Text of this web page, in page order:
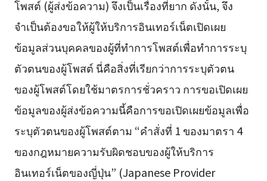
โพสต์ (ผู้ส่งข้อความ) จึงเป็นเรื่องที่ยาก ดังนั้น, จึง
จำเป็นต้องขอให้ผู้ให้บริการอินเทอร์เน็ตเปิดเผย
ข้อมูลส่วนบุคคลของผู้ที่ทำการโพสต์เพื่อทำการระบุ
ตัวตนของผู้โพสต์ นี่คือสิ่งที่เรียกว่าการระบุตัวตน
ของผู้โพสต์โดยใช้มาตรการชั่วคราว การขอเปิดเผย
ข้อมูลของผู้ส่งข้อความนี้คือการขอเปิดเผยข้อมูลเพื่อ
ระบุตัวตนของผู้โพสต์ตาม “คำสั่งที่ 1 ของมาตรา 4
ของกฎหมายความรับผิดชอบของผู้ให้บริการ
อินเทอร์เน็ตของญี่ปุ่น” (Japanese Provider